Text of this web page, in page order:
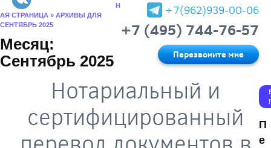
+7(962)939-00-06
+7 (495) 744-76-57
Перезвоните мне
Нотариальный и
сертифицированный
Н
АЯ СТРАНИЦА » АРХИВЫ ДЛЯ
СЕНТЯБРЬ 2025
Месяц:
Сентябрь 2025
П
е